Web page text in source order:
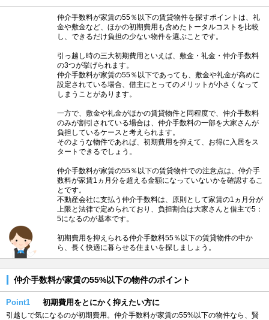
仲介手数料が家賃の55％以下の賃貸物件を探すポイントは、礼
金や敷金など、ほかの初期費用も含めたトータルコストを比較
し、できるだけ負担の少ない物件を選ぶことです。
引っ越し時の三大初期費用といえば、敷金・礼金・仲介手数料
の3つが挙げられます。
仲介手数料が家賃の55％以下であっても、敷金や礼金が高めに
設定されている場合、借主にとってのメリットが小さくなって
しまうことがあります。
一方で、敷金や礼金がほかの賃貸物件と同程度で、仲介手数料
のみが割引されている場合は、仲介手数料の一部を大家さんが
負担しているケースと考えられます。
そのような物件であれば、初期費用を抑えて、お得に入居をス
タートできるでしょう。
仲介手数料が家賃の55％以下の賃貸物件での注意点は、仲介手
数料が家賃1ヵ月分を超える金額になっていないかを確認するこ
とです。
不動産会社に支払う仲介手数料は、原則として家賃の1ヵ月分が
上限と法律で定められており、負担割合は大家さんと借主で5：
5になるのが基本です。
初期費用を抑えられる仲介手数料55％以下の賃貸物件の中か
ら、長く快適に暮らせる住まいを探しましょう。
仲介手数料が家賃の55%以下の物件のポイント
Point1 初期費用をとにかく抑えたい方に
引越しで気になるのが初期費用。仲介手数料が家賃の55%以下の物件なら、賢